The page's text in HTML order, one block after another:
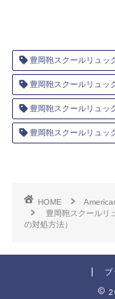
豊岡鞄スクールリュッ
豊岡鞄スクールリュッ
豊岡鞄スクールリュッ
豊岡鞄スクールリュッ
HOME
豊岡鞄スクールリ
の対処方法）